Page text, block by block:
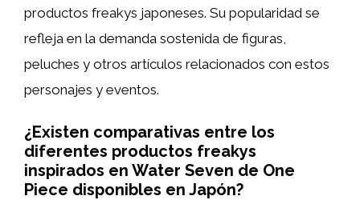
productos freakys japoneses. Su popularidad se
refleja en la demanda sostenida de figuras,
peluches y otros artículos relacionados con estos
personajes y eventos.
¿Existen comparativas entre los
diferentes productos freakys
inspirados en Water Seven de One
Piece disponibles en Japón?